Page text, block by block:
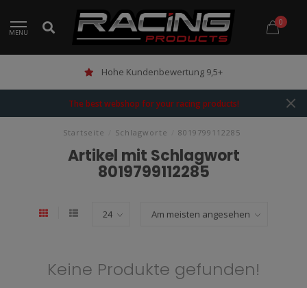
MENU
0
Hohe Kundenbewertung 9,5+
The best webshop for your racing products!
Startseite Schlagworte 8019799112285
Artikel mit Schlagwort
8019799112285
Keine Produkte gefunden!